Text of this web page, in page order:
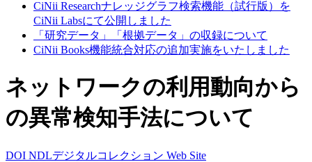
CiNii Researchナレッジグラフ検索機能（試行版）を
CiNii Labsにて公開しました
「研究データ」「根拠データ」の収録について
CiNii Books機能統合対応の追加実施をいたしました
ネットワークの利用動向から
の異常検知手法について
DOI NDLデジタルコレクション Web Site